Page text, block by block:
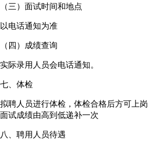
（三）面试时间和地点
以电话通知为准
（四）成绩查询
实际录用人员会电话通知。
七、体检
拟聘人员进行体检，体检合格后方可上岗
面试成绩由高到低递补一次
八、聘用人员待遇